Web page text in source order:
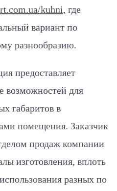
kuhni, где
вариант по
разнообразию.
предоставляет
возможностей для
габаритов в
помещения. Заказчик
продаж компании
изготовления, вплоть
разных по